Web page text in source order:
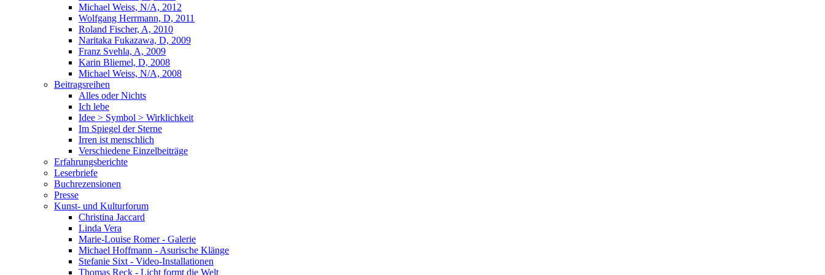
Michael Weiss, N/A, 2012
Wolfgang Herrmann, D, 2011
Roland Fischer, A, 2010
Naritaka Fukazawa, D, 2009
Franz Svehla, A, 2009
Karin Bliemel, D, 2008
Michael Weiss, N/A, 2008
Beitragsreihen
Alles oder Nichts
Ich lebe
Idee > Symbol > Wirklichkeit
Im Spiegel der Sterne
Irren ist menschlich
Verschiedene Einzelbeiträge
Erfahrungsberichte
Leserbriefe
Buchrezensionen
Presse
Kunst- und Kulturforum
Christina Jaccard
Linda Vera
Marie-Louise Romer - Galerie
Michael Hoffmann - Asurische Klänge
Stefanie Sixt - Video-Installationen
Thomas Reck - Licht formt die Welt